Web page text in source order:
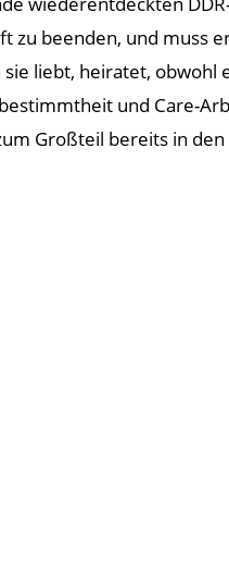
beenden, und muss
liebt, heiratet,
und Care-
Großteil bereits in